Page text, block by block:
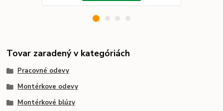
Tovar zaradený v kategóriách
Pracovné odevy
Montérkove odevy
Montérkové blúzy